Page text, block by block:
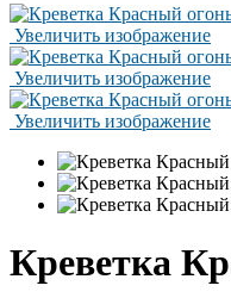
Увеличить изображение
Увеличить изображение
Увеличить изображение
Креветка